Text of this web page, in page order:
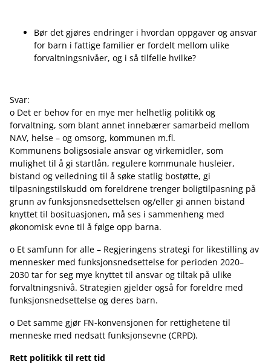
Bør det gjøres endringer i hvordan oppgaver og ansvar
for barn i fattige familier er fordelt mellom ulike
forvaltningsnivåer, og i så tilfelle hvilke?
Svar:
o Det er behov for en mye mer helhetlig politikk og
forvaltning, som blant annet innebærer samarbeid mellom
NAV, helse – og omsorg, kommunen m.fl.
Kommunens boligsosiale ansvar og virkemidler, som
mulighet til å gi startlån, regulere kommunale husleier,
bistand og veiledning til å søke statlig bostøtte, gi
tilpasningstilskudd om foreldrene trenger boligtilpasning på
grunn av funksjonsnedsettelsen og/eller gi annen bistand
knyttet til bosituasjonen, må ses i sammenheng med
økonomisk evne til å følge opp barna.
o Et samfunn for alle – Regjeringens strategi for likestilling av
mennesker med funksjonsnedsettelse for perioden 2020–
2030 tar for seg mye knyttet til ansvar og tiltak på ulike
forvaltningsnivå. Strategien gjelder også for foreldre med
funksjonsnedsettelse og deres barn.
o Det samme gjør FN-konvensjonen for rettighetene til
menneske med nedsatt funksjonsevne (CRPD).
Rett politikk til rett tid